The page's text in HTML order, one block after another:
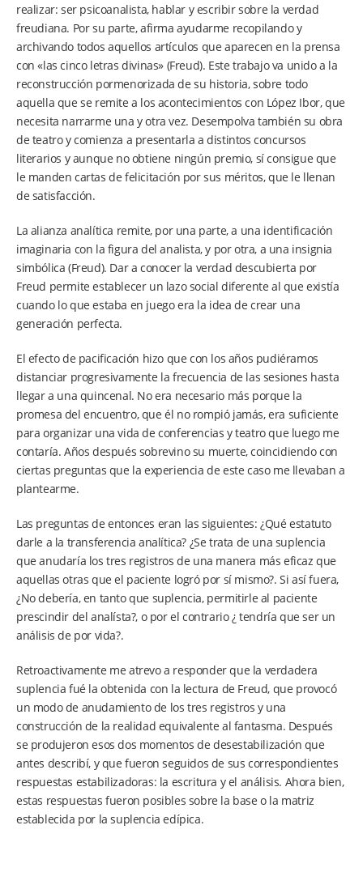
realizar: ser psicoanalista, hablar y escribir sobre la verdad
freudiana. Por su parte, afirma ayudarme recopilando y
archivando todos aquellos artículos que aparecen en la prensa
con «las cinco letras divinas» (Freud). Este trabajo va unido a la
reconstrucción pormenorizada de su historia, sobre todo
aquella que se remite a los acontecimientos con López Ibor, que
necesita narrarme una y otra vez. Desempolva también su obra
de teatro y comienza a presentarla a distintos concursos
literarios y aunque no obtiene ningún premio, sí consigue que
le manden cartas de felicitación por sus méritos, que le llenan
de satisfacción.
La alianza analítica remite, por una parte, a una identificación
imaginaria con la figura del analista, y por otra, a una insignia
simbólica (Freud). Dar a conocer la verdad descubierta por
Freud permite establecer un lazo social diferente al que existía
cuando lo que estaba en juego era la idea de crear una
generación perfecta.
El efecto de pacificación hizo que con los años pudiéramos
distanciar progresivamente la frecuencia de las sesiones hasta
llegar a una quincenal. No era necesario más porque la
promesa del encuentro, que él no rompió jamás, era suficiente
para organizar una vida de conferencias y teatro que luego me
contaría. Años después sobrevino su muerte, coincidiendo con
ciertas preguntas que la experiencia de este caso me llevaban a
plantearme.
Las preguntas de entonces eran las siguientes: ¿Qué estatuto
darle a la transferencia analítica? ¿Se trata de una suplencia
que anudaría los tres registros de una manera más eficaz que
aquellas otras que el paciente logró por sí mismo?. Si así fuera,
¿No debería, en tanto que suplencia, permitirle al paciente
prescindir del analísta?, o por el contrario ¿ tendría que ser un
análisis de por vida?.
Retroactivamente me atrevo a responder que la verdadera
suplencia fué la obtenida con la lectura de Freud, que provocó
un modo de anudamiento de los tres registros y una
construcción de la realidad equivalente al fantasma. Después
se produjeron esos dos momentos de desestabilización que
antes describí, y que fueron seguidos de sus correspondientes
respuestas estabilizadoras: la escritura y el análisis. Ahora bien,
estas respuestas fueron posibles sobre la base o la matriz
establecida por la suplencia edípica.